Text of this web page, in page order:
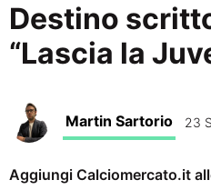
Destino
“Lascia la
Martin Sartorio 23
Aggiungi Calciomercato.it